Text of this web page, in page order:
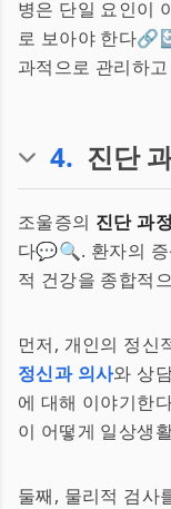
병은 단일 요인이
로 보아야 한다
과적으로 관리하
4. 진단
조울증의 진단 과정
다💬🔍. 환자의 증
적 건강을 종합적
먼저, 개인의 정
정신과 의사와 상
에 대해 이야기한
이 어떻게 일상생
둘째, 물리적 검사